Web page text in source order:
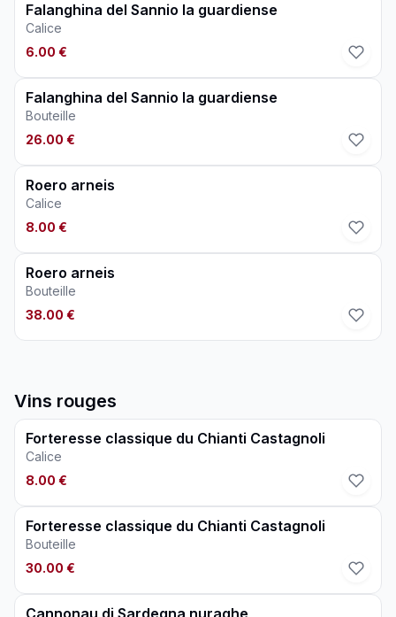
Falanghina del Sannio la guardiense
Calice
6.00 €
Falanghina del Sannio la guardiense
Bouteille
26.00 €
Roero arneis
Calice
8.00 €
Roero arneis
Bouteille
38.00 €
Vins rouges
Forteresse classique du Chianti Castagnoli
Calice
8.00 €
Forteresse classique du Chianti Castagnoli
Bouteille
30.00 €
Cannonau di Sardegna nuraghe